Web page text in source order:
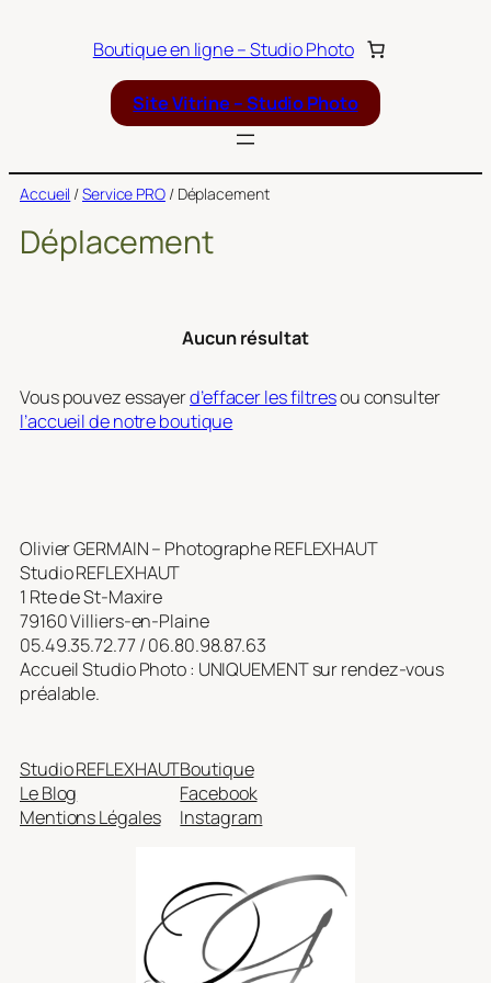
Boutique en ligne – Studio Photo
Site Vitrine – Studio Photo
Accueil /Service PRO/ Déplacement
Déplacement
Aucun résultat
Vous pouvez essayerd’effacer les filtresou consulter
l’accueil de notre boutique
Olivier GERMAIN – Photographe REFLEXHAUT
Studio REFLEXHAUT
1 Rte de St-Maxire
79160 Villiers-en-Plaine
05.49.35.72.77 / 06.80.98.87.63
Accueil Studio Photo : UNIQUEMENT sur rendez-vous
préalable.
Studio REFLEXHAUT
Le Blog
Mentions Légales
Boutique
Facebook
Instagram